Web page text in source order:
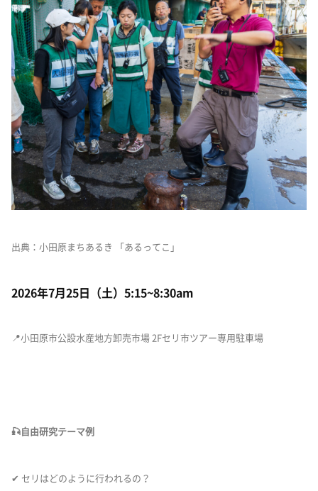
出典：小田原まちあるき 「あるってこ」
2026年7月25日（土）5:15~8:30am
📍小田原市公設水産地方卸売市場 2Fセリ市ツアー専用駐車場
🎣自由研究テーマ例
✔ セリはどのように行われるの？